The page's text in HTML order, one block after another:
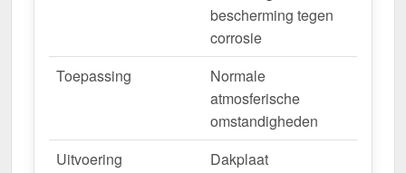
metalen plaat gemakkelijk worden ingekort door
Bestel nu Polyester golfplaat Stabipol | 177/51 –
Snelle levering & met 10 jaar garantie!
Duurzaam, gemakkelijk schoon te maken,
aanpasbaar - bestel nu en profiteer van een snelle
levering!
bescherming tegen
corrosie
Toepassing
Normale
atmosferische
omstandigheden
Uitvoering
Dakplaat